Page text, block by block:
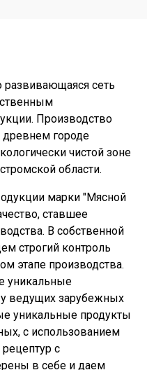
развивающаяся сеть
Производство
древнем городе
чистой зоне
области.
марки "Мясной
ставшее
В собственной
строгий контроль
этапе производства.
уникальные
ведущих зарубежных
уникальные продукты
с использованием
с
в себе и даем